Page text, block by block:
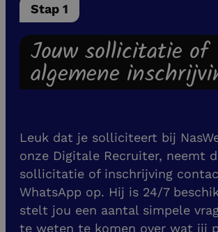
Stap 1
Jouw sollicitatie of
algemene
Leuk dat je solliciteert bij
onze Digitale Recruiter, neemt
sollicitatie of inschrijving
WhatsApp op. Hij is 24/7
stelt jou een aantal simpele
te weten te komen over wat jij